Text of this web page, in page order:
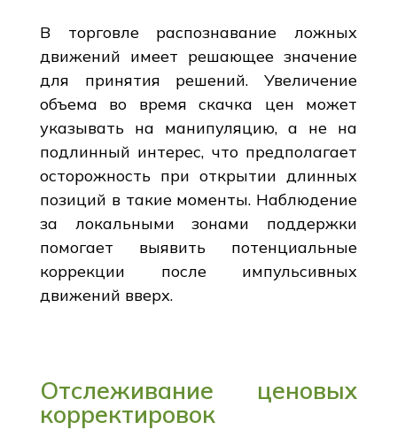
В торговле распознавание ложных
движений имеет решающее значение
для принятия решений. Увеличение
объема во время скачка цен может
указывать на манипуляцию, а не на
подлинный интерес, что предполагает
осторожность при открытии длинных
позиций в такие моменты. Наблюдение
за локальными зонами поддержки
помогает выявить потенциальные
коррекции после импульсивных
движений вверх.
Отслеживание ценовых
корректировок